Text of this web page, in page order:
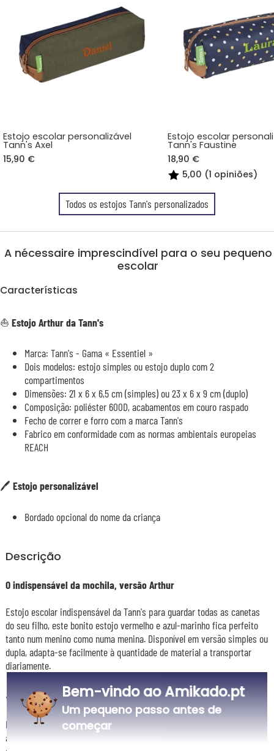
Estojo escolar personalizável
Tann's Axel
15,90 €
Estojo escolar
Tann's Faustine
18,90 €
5,00 (1 opiniões)
Todos os estojos Tann's personalizados
A nécessaire imprescindível para o seu pequeno
escolar
Características
⛵ Estojo Arthur da Tann's
Marca: Tann's - Gama « Essentiel »
Dois modelos: estojo simples ou estojo duplo com 2
compartimentos
Dimensões: 21 x 6 x 6,5 cm (simples) ou 23 x 6 x 9 cm (duplo)
Composição: poliéster 600D, acabamentos em couro raspado
Fecho de correr e forro com a marca Tann's
Fabrico em conformidade com as normas ambientais europeias
REACH
🖊️ Estojo personalizável
Bordado opcional do nome da criança
Descrição
O indispensável da mochila, versão Arthur
Estojo escolar indispensável da Tann's para guardar todas as canetas
do seu filho, este bonito estojo vermelho e azul-marinho fica perfeito
tanto num menino como numa menina. Disponível em versão simples ou
dupla, adapta-se facilmente à quantidade de material a transportar
diariamente.
🖊️ Um toque pessoal à sua escolha
Este estojo Tann's pode levar bordado o nome do seu filho, evitando
assim que se perca ou seja trocado no recreio. Um pormenor discreto
Bem-vindo ao Amikado.pt
Um pequeno passo antes de
começar